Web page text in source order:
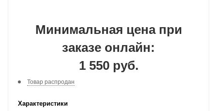
Минимальная цена при
заказе онлайн:
1 550 руб.
Товар распродан
Характеристики